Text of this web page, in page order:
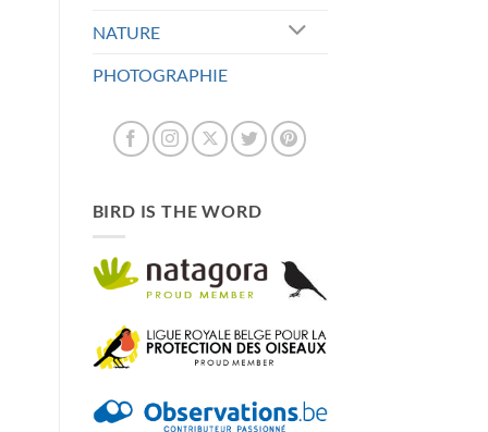
NATURE
PHOTOGRAPHIE
BIRD IS THE WORD